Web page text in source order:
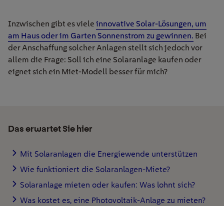
Inzwischen gibt es viele innovative Solar-Lösungen, um
am Haus oder im Garten Sonnenstrom zu gewinnen. Bei
der Anschaffung solcher Anlagen stellt sich jedoch vor
allem die Frage: Soll ich eine Solaranlage kaufen oder
eignet sich ein Miet-Modell besserfür mich?
Das erwartet Sie hier
Mit Solaranlagen die Energiewende unterstützen
Wie funktioniert die Solaranlagen-Miete?
Solaranlage mieten oder kaufen: Was lohnt sich?
Was kostet es, eine Photovoltaik-Anlage zu mieten?